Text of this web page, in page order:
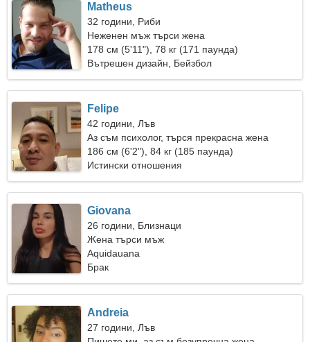
Matheus
32 години, Риби
Неженен мъж търси жена
178 см (5'11"), 78 кг (171 паунда)
Вътрешен дизайн, Бейзбол
Felipe
42 години, Лъв
Аз съм психолог, търся прекрасна жена
186 см (6'2"), 84 кг (185 паунда)
Истински отношения
Giovana
26 години, Близнаци
Жена търси мъж
Aquidauana
Брак
Andreia
27 години, Лъв